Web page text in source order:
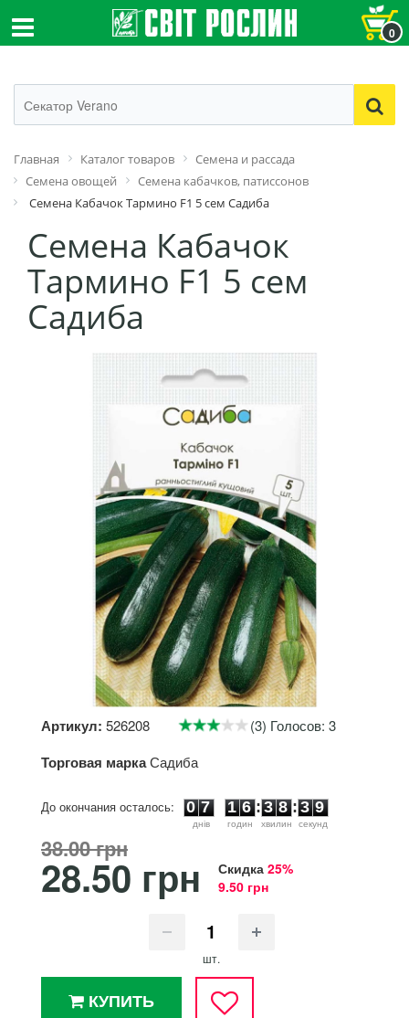
0
Главная Каталог товаров
Семена и рассада
Семена овощей
Семена кабачков, патиссонов
Семена Кабачок Тармино F1 5 сем Садиба
Семена Кабачок
Тармино F1 5 сем
Садиба
Артикул: 526208 (3) Голосов: 3
Торговая маркаСадиба
До окончания осталось:
0 7
днiв
1 6
годин
: 3 8
хвилин
: 3
8
9
секунд
38.00 грн
28.50 грн Скидка 25%
9.50 грн
шт.
КУПИТЬ